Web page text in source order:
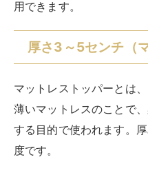
快適さを手軽に向上さられ
交換がしやすいのでアレ
で、既存のマットレスの
デメリットとしては、厚
ー1枚では十分なクッショ
い点が挙げられます。ま